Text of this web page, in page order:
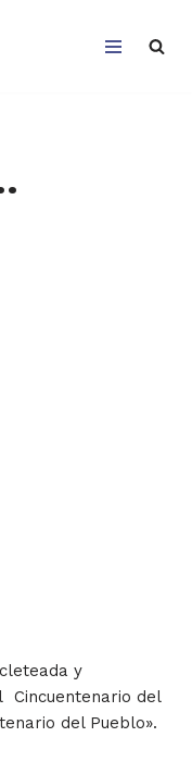
y
Cincuentenario del
del Pueblo».